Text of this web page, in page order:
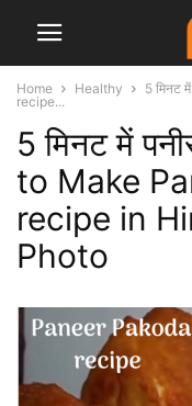
Home Healthy
5 मिनट
recipe...
5 मिनट में
to Make
recipe in
Photo